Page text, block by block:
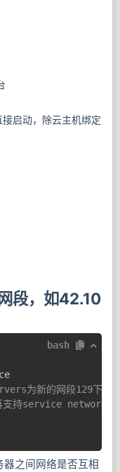
启动，除云主机绑定
段，如42.10
bash
为新的网段129下的
支持service network
之间网络是否互相